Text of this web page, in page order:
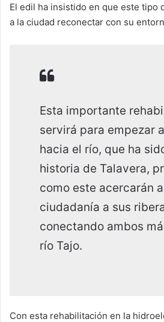
El edil ha insistido en que este tipo
a la ciudad reconectar con su
Esta importante
servirá para empezar
hacia el río, que ha
historia de Talavera,
como este acercarán
ciudadanía a sus
conectando ambos
río Tajo.
Con esta rehabilitación en la